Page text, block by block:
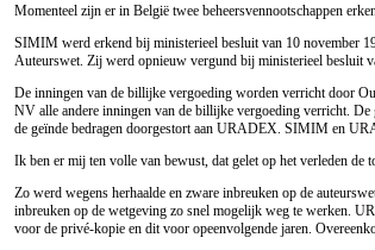
Momenteel zijn er in België twee beheersvennootschappen
SIMIM werd erkend bij ministerieel besluit van 10 november
Auteurswet. Zij werd opnieuw vergund bij ministerieel besluit
De inningen van de billijke vergoeding worden verricht door
NV alle andere inningen van de billijke vergoeding verricht.
de geïnde bedragen doorgestort aan URADEX. SIMIM en
Ik ben er mij ten volle van bewust, dat gelet op het verleden
Zo werd wegens herhaalde en zware inbreuken op de
inbreuken op de wetgeving zo snel mogelijk weg te werken.
voor de privé-kopie en dit voor opeenvolgende jaren.